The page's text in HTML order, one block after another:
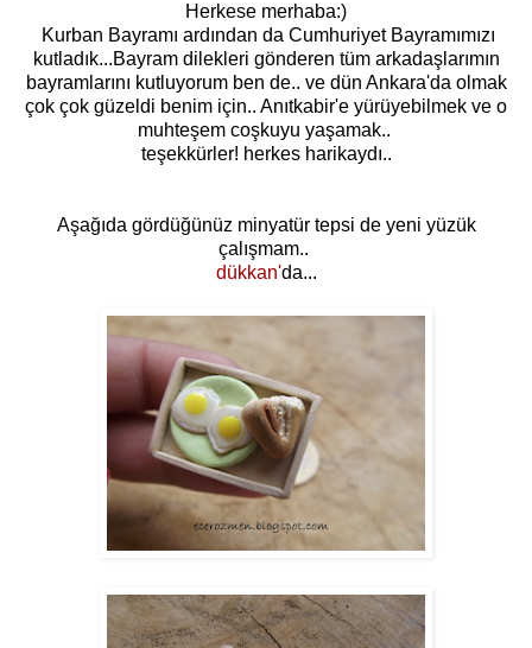
Herkese merhaba:)
Kurban Bayramı ardından da Cumhuriyet Bayramımızı
kutladık...Bayram dilekleri gönderen tüm arkadaşlarımın
bayramlarını kutluyorum ben de.. ve dün Ankara'da olmak
çok çok güzeldi benim için.. Anıtkabir'e yürüyebilmek ve o
muhteşem coşkuyu yaşamak..
teşekkürler! herkes harikaydı..
Aşağıda gördüğünüz minyatür tepsi de yeni yüzük
çalışmam..
dükkan'da...